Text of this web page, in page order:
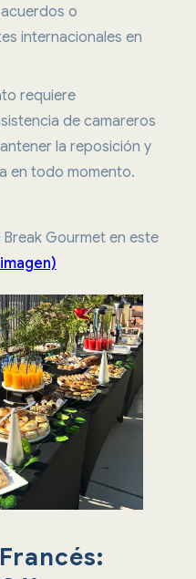
o
internacionales en
requiere
de camareros
la reposición y
en todo momento.
Gourmet en este